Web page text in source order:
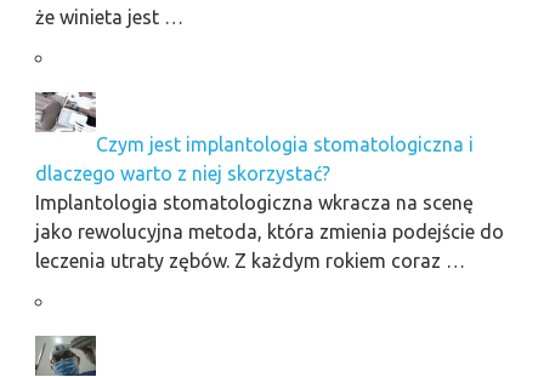
że winieta jest …
Czym jest implantologia stomatologiczna i
dlaczego warto z niej skorzystać?
Implantologia stomatologiczna wkracza na scenę
jako rewolucyjna metoda, która zmienia podejście do
leczenia utraty zębów. Z każdym rokiem coraz …